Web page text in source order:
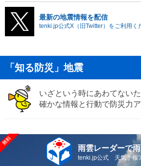
最新の地震情報を配信
tenki.jp公式X（旧Twitter）をご利用く
「知る防災」地震
いざという時にあわてない
確かな情報と行動で防災力
雨雲レーダーで雨
tenki.jp公式 天気予報